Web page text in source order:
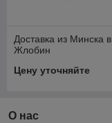
Доставка из Минска в
Жлобин
Цену уточняйте
О нас